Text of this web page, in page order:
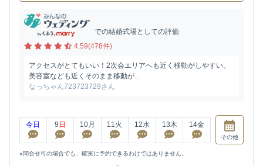
での結婚式場としての評価
4.59(478件)
アクセスがとてもいい！2次会エリアへも近く移動がしやすい。
美容室なども近くそのまま移動が...
なっちゃん723723729さん
今日 9 日 10月 11 火 12水 13木 14金
その他
※問合せ可の場合でも、確実に予約できるわけではありません。